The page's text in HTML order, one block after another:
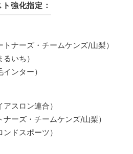
強化指定：
ナーズ・チームケンズ/山梨）
いち）
ンター）
スロン連合）
ーズ・チームケンズ/山梨）
ドスポーツ）